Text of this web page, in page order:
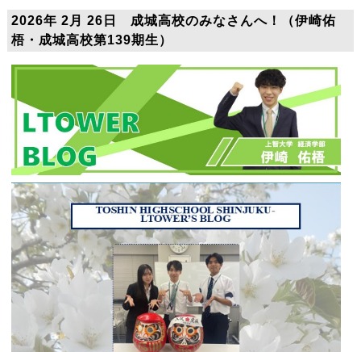
2026年 2月 26日 成城高校のみなさんへ！（伊崎佑
梧・成城高校第139期生）